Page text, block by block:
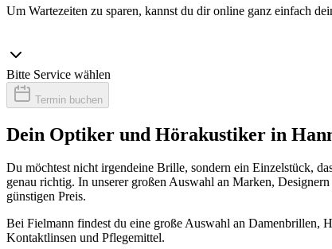
Um Wartezeiten zu sparen, kannst du dir online ganz einfach
Bitte Service wählen
Termin buchen
Dein Optiker und Hörakustiker in
Du möchtest nicht irgendeine Brille, sondern ein Einzelstück,
genau richtig. In unserer großen Auswahl an Marken,
günstigen Preis.
Bei Fielmann findest du eine große Auswahl an
Kontaktlinsen und Pflegemittel.